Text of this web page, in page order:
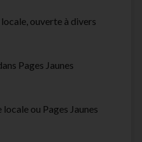
ouverte à divers
Pages Jaunes
ou Pages Jaunes